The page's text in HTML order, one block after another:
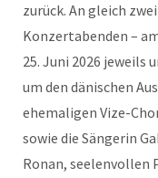
zurück. An gleich
Konzertabenden –
25. Juni 2026 jeweils
um den dänischen
ehemaligen Vize-
sowie die Sängerin
Ronan, seelenvollen